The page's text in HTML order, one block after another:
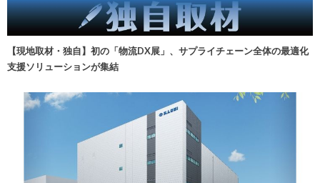
【現地取材・独自】初の「物流DX展」、サプライチェーン全体の最適化
支援ソリューションが集結